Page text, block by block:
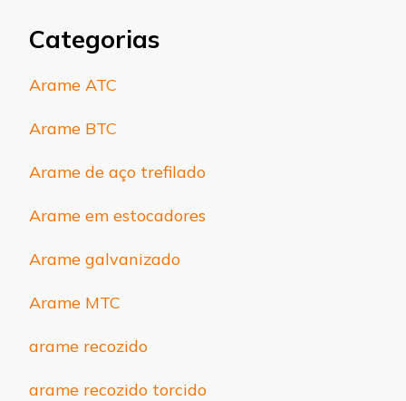
Categorias
Arame ATC
Arame BTC
Arame de aço trefilado
Arame em estocadores
Arame galvanizado
Arame MTC
arame recozido
arame recozido torcido